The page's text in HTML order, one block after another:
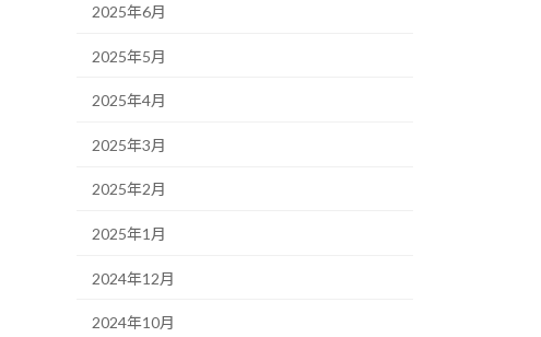
2025年6月
2025年5月
2025年4月
2025年3月
2025年2月
2025年1月
2024年12月
2024年10月